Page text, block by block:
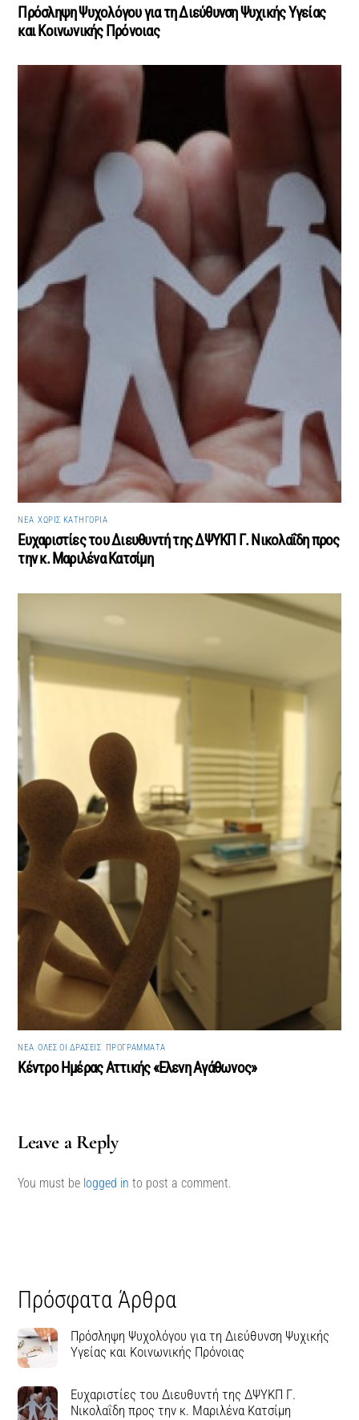
Πρόσληψη Ψυχολόγου για τη Διεύθυνση Ψυχικής Υγείας
και Κοινωνικής Πρόνοιας
ΝΈΑ ,ΧΩΡΊΣ ΚΑΤΗΓΟΡΊΑ
Ευχαριστίες του Διευθυντή της ΔΨΥΚΠ Γ. Νικολαΐδη προς
την κ. Μαριλένα Κατσίμη
ΝΈΑ ,ΌΛΕΣ ΟΙ ΔΡΆΣΕΙΣ ΠΡΟΓΡΆΜΜΑΤΑ
Κέντρο Ημέρας Αττικής «Ελενη Αγάθωνος»
Leave a Reply
You must be logged in to post a comment.
Πρόσφατα Άρθρα
Πρόσληψη Ψυχολόγου για τη Διεύθυνση Ψυχικής
Υγείας και Κοινωνικής Πρόνοιας
Ευχαριστίες του Διευθυντή της ΔΨΥΚΠ Γ.
Νικολαΐδη προς την κ. Μαριλένα Κατσίμη